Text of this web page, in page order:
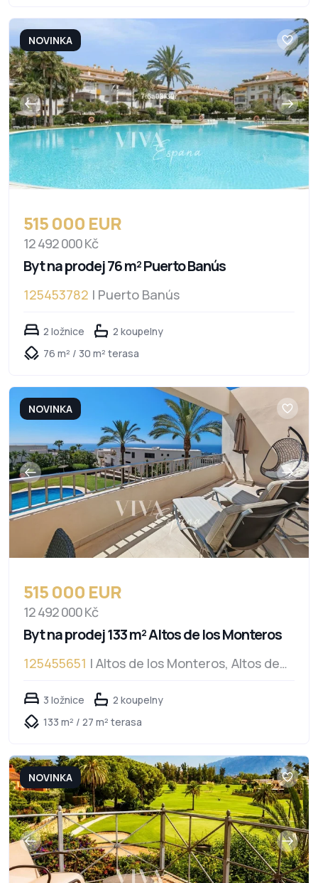
NOVINKA
515 000 EUR
12 492 000 Kč
Byt na prodej 76 m² Puerto Banús
125453782 | Puerto Banús
2 ložnice
2 koupelny
76 m² / 30 m² terasa
NOVINKA
515 000 EUR
12 492 000 Kč
Byt na prodej 133 m² Altos de los Monteros
125455651 | Altos de los Monteros, Altos de
3 ložnice
2 koupelny
133 m² / 27 m² terasa
NOVINKA